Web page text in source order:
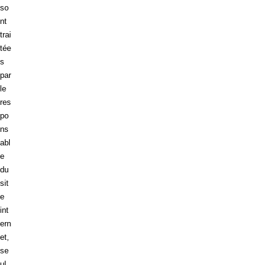
so
nt
trai
tée
s
par
le
res
po
ns
abl
e
du
sit
e
int
ern
et,
se